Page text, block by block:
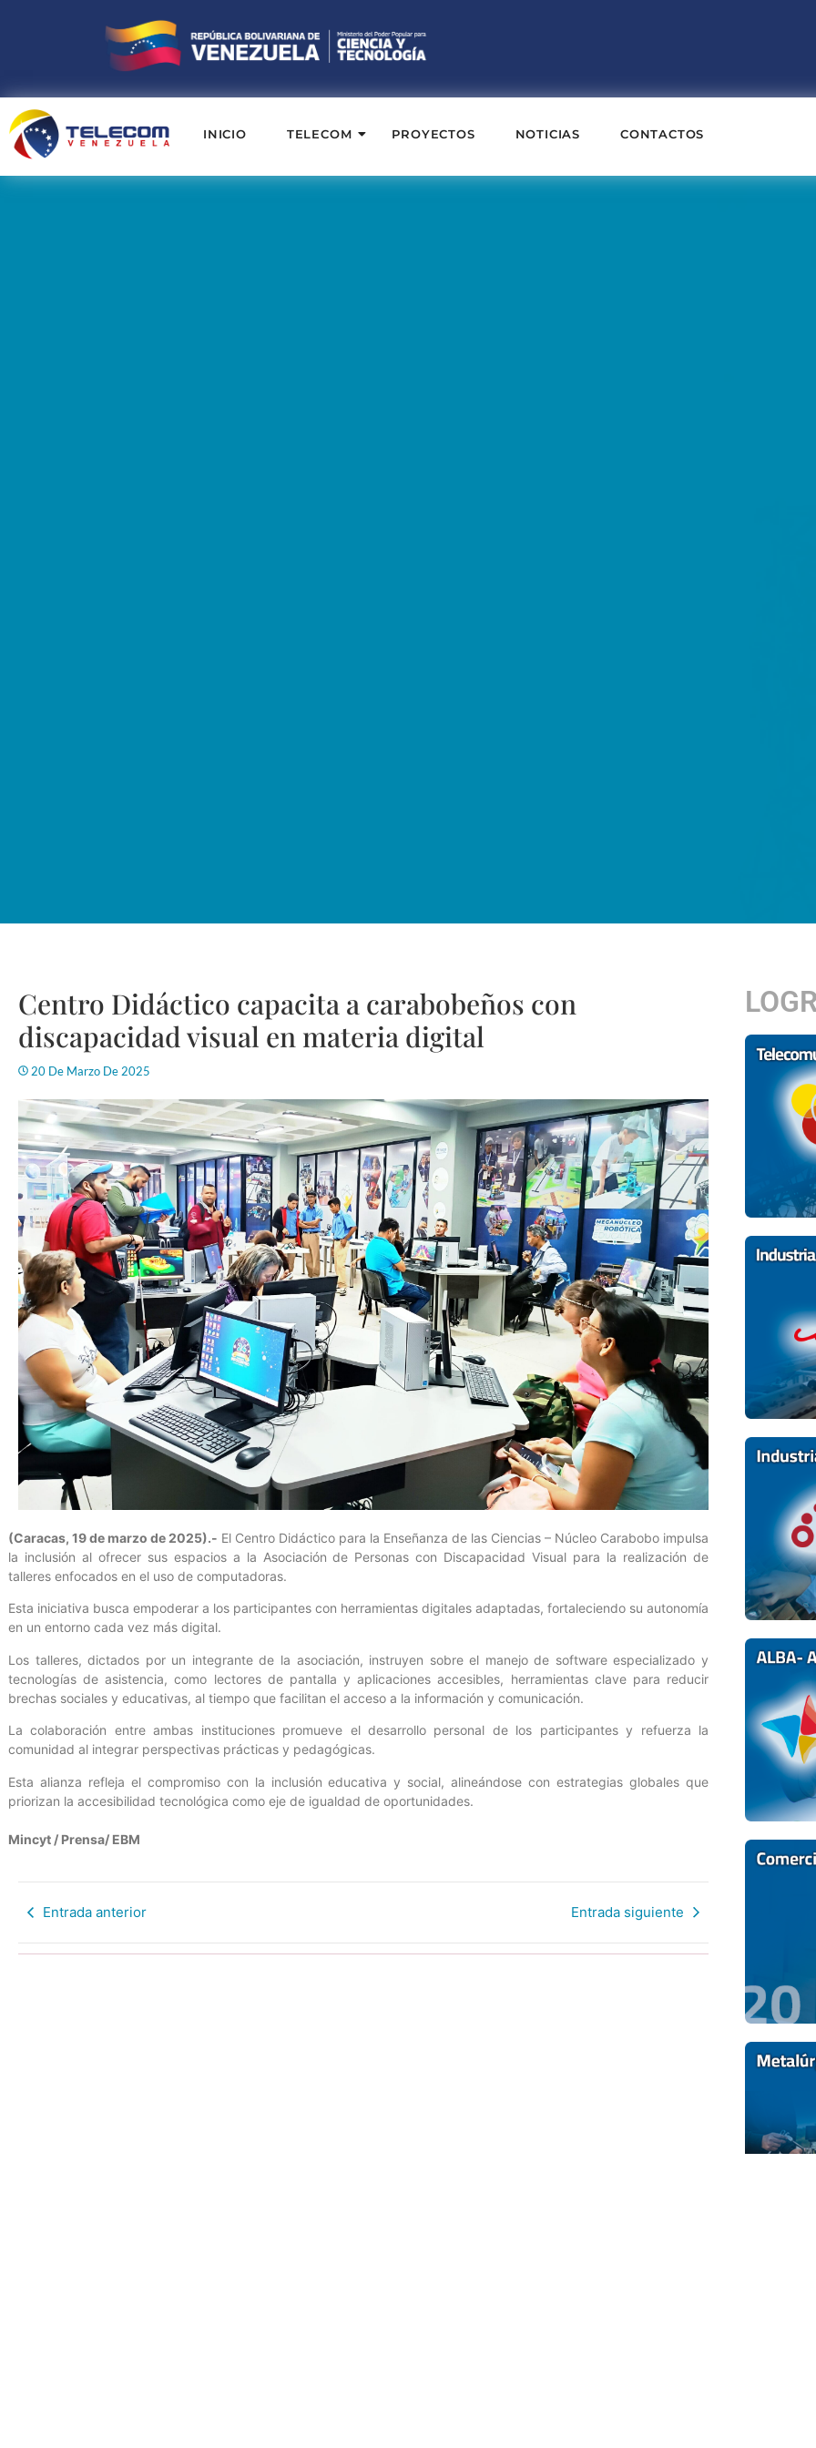
INICIO TELECOM PROYECTOS NOTICIAS CONTACTOS
Centro Didáctico capacita a carabobeños con
discapacidad visual en materia digital
20 De Marzo De 2025
(Caracas, 19 de marzo de 2025).- El Centro Didáctico para la Enseñanza de las Ciencias – Núcleo Carabobo impulsa
la inclusión al ofrecer sus espacios a la Asociación de Personas con Discapacidad Visual para la realización de
talleres enfocados en el uso de computadoras.
Esta iniciativa busca empoderar a los participantes con herramientas digitales adaptadas, fortaleciendo su autonomía
en un entorno cada vez más digital.
Los talleres, dictados por un integrante de la asociación, instruyen sobre el manejo de software especializado y
tecnologías de asistencia, como lectores de pantalla y aplicaciones accesibles, herramientas clave para reducir
brechas sociales y educativas, al tiempo que facilitan el acceso a la información y comunicación.
La colaboración entre ambas instituciones promueve el desarrollo personal de los participantes y refuerza la
comunidad al integrar perspectivas prácticas y pedagógicas.
Esta alianza refleja el compromiso con la inclusión educativa y social, alineándose con estrategias globales que
priorizan la accesibilidad tecnológica como eje de igualdad de oportunidades.
Mincyt / Prensa/ EBM
Entrada anterior Entrada siguiente